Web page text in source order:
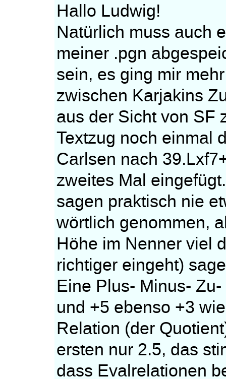
Hallo Ludwig!
Natürlich muss auch
meiner .pgn
sein, es ging mir
zwischen Karjakins
aus der Sicht von SF
Textzug noch einmal
Carlsen nach
zweites Mal
sagen praktisch nie
wörtlich genommen,
Höhe im Nenner viel
richtiger eingeht)
Eine Plus- Minus-
und +5 ebenso +3
Relation (der
ersten nur 2.5, das
dass Evalrelationen